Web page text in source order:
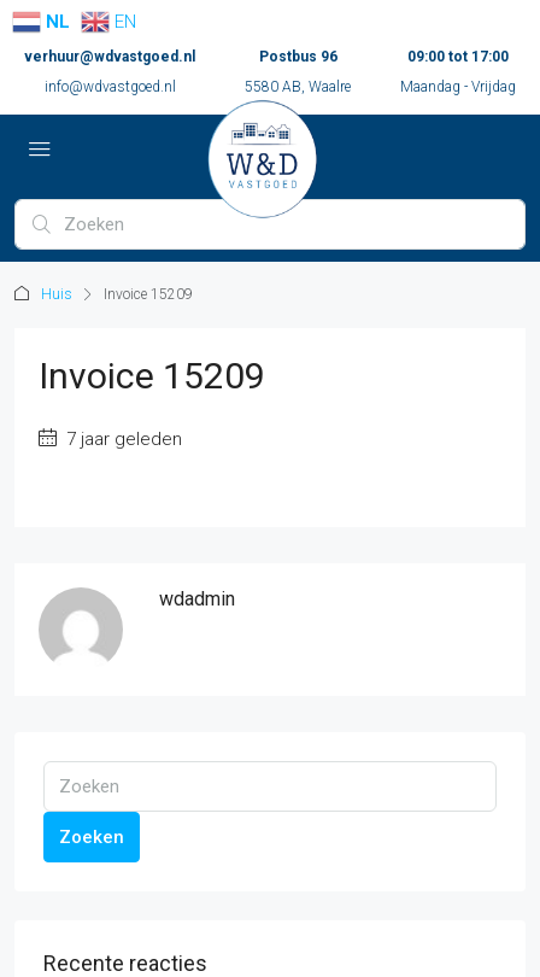
verhuur@wdvastgoed.nl
info@wdvastgoed.nl
Postbus 96
5580 AB, Waalre
09:00 tot 17:00
Maandag - Vrijdag
Huis Invoice 15209
Invoice 15209
7 jaar geleden
wdadmin
Zoeken
Recente reacties
NL EN